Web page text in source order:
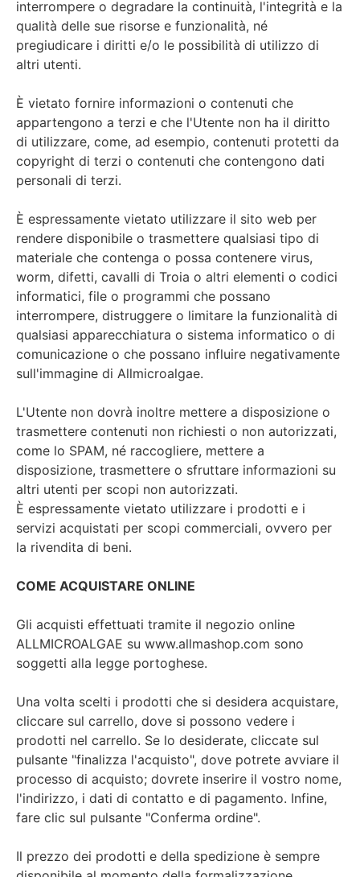
interrompere o degradare la continuità, l'integrità e la
qualità delle sue risorse e funzionalità, né
pregiudicare i diritti e/o le possibilità di utilizzo di
altri utenti.
È vietato fornire informazioni o contenuti che
appartengono a terzi e che l'Utente non ha il diritto
di utilizzare, come, ad esempio, contenuti protetti da
copyright di terzi o contenuti che contengono dati
personali di terzi.
È espressamente vietato utilizzare il sito web per
rendere disponibile o trasmettere qualsiasi tipo di
materiale che contenga o possa contenere virus,
worm, difetti, cavalli di Troia o altri elementi o codici
informatici, file o programmi che possano
interrompere, distruggere o limitare la funzionalità di
qualsiasi apparecchiatura o sistema informatico o di
comunicazione o che possano influire negativamente
sull'immagine di Allmicroalgae.
L'Utente non dovrà inoltre mettere a disposizione o
trasmettere contenuti non richiesti o non autorizzati,
come lo SPAM, né raccogliere, mettere a
disposizione, trasmettere o sfruttare informazioni su
altri utenti per scopi non autorizzati.
È espressamente vietato utilizzare i prodotti e i
servizi acquistati per scopi commerciali, ovvero per
la rivendita di beni.
COME ACQUISTARE ONLINE
Gli acquisti effettuati tramite il negozio online
ALLMICROALGAE su www.allmashop.com sono
soggetti alla legge portoghese.
Una volta scelti i prodotti che si desidera acquistare,
cliccare sul carrello, dove si possono vedere i
prodotti nel carrello. Se lo desiderate, cliccate sul
pulsante "finalizza l'acquisto", dove potrete avviare il
processo di acquisto; dovrete inserire il vostro nome,
l'indirizzo, i dati di contatto e di pagamento. Infine,
fare clic sul pulsante "Conferma ordine".
Il prezzo dei prodotti e della spedizione è sempre